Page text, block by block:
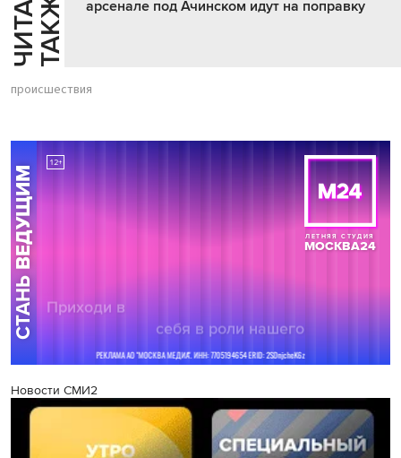
Й
Е
арсенале под Ачинском идут на поправку
происшествия
Новости СМИ2